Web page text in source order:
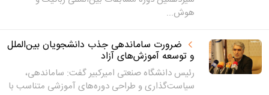
هوش...
ضرورت ساماندهی جذب دانشجویان بین‌الملل
و توسعه آموزش‌های آزاد
رئیس دانشگاه صنعتی امیرکبیر گفت: ساماندهی،
سیاست‌گذاری و طراحی دوره‌های آموزشی متناسب با